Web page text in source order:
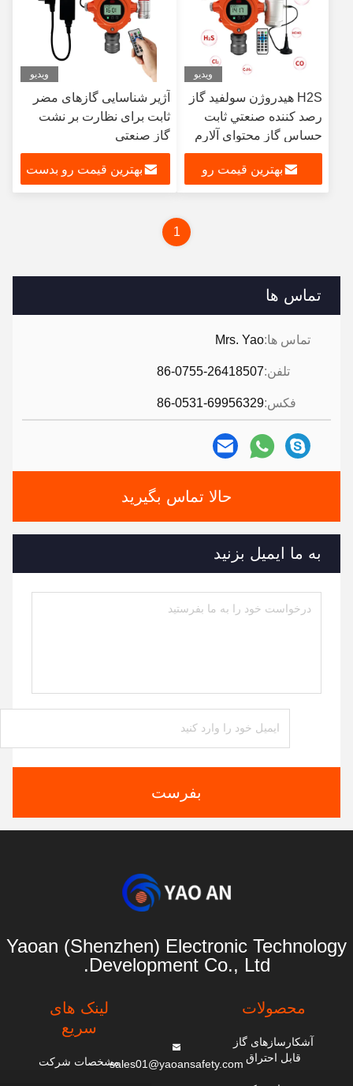
تماس ها
تماس ها:Mrs. Yao
تلفن:86-0755-26418507
فکس:86-0531-69956329
حالا تماس بگیرید
به ما ایمیل بزنید
بفرست
ویدیو
H2S هيدروژن سولفيد گاز
رصد کننده صنعتي ثابت
حساس گاز محتوای آلارم
H2S مانیتور
بهترین قیمت رو
ویدیو
آژیر شناسایی گازهای مضر
ثابت برای نظارت بر نشت
گاز صنعتی
بهترین قیمت رو بدست
1
Yaoan (Shenzhen) Electronic Technology
Development Co., Ltd.
محصولات
آشکارسازهای گاز
قابل احتراق sales01@yaoansafety.com
لینک های
سریع
مشخصات شرکت